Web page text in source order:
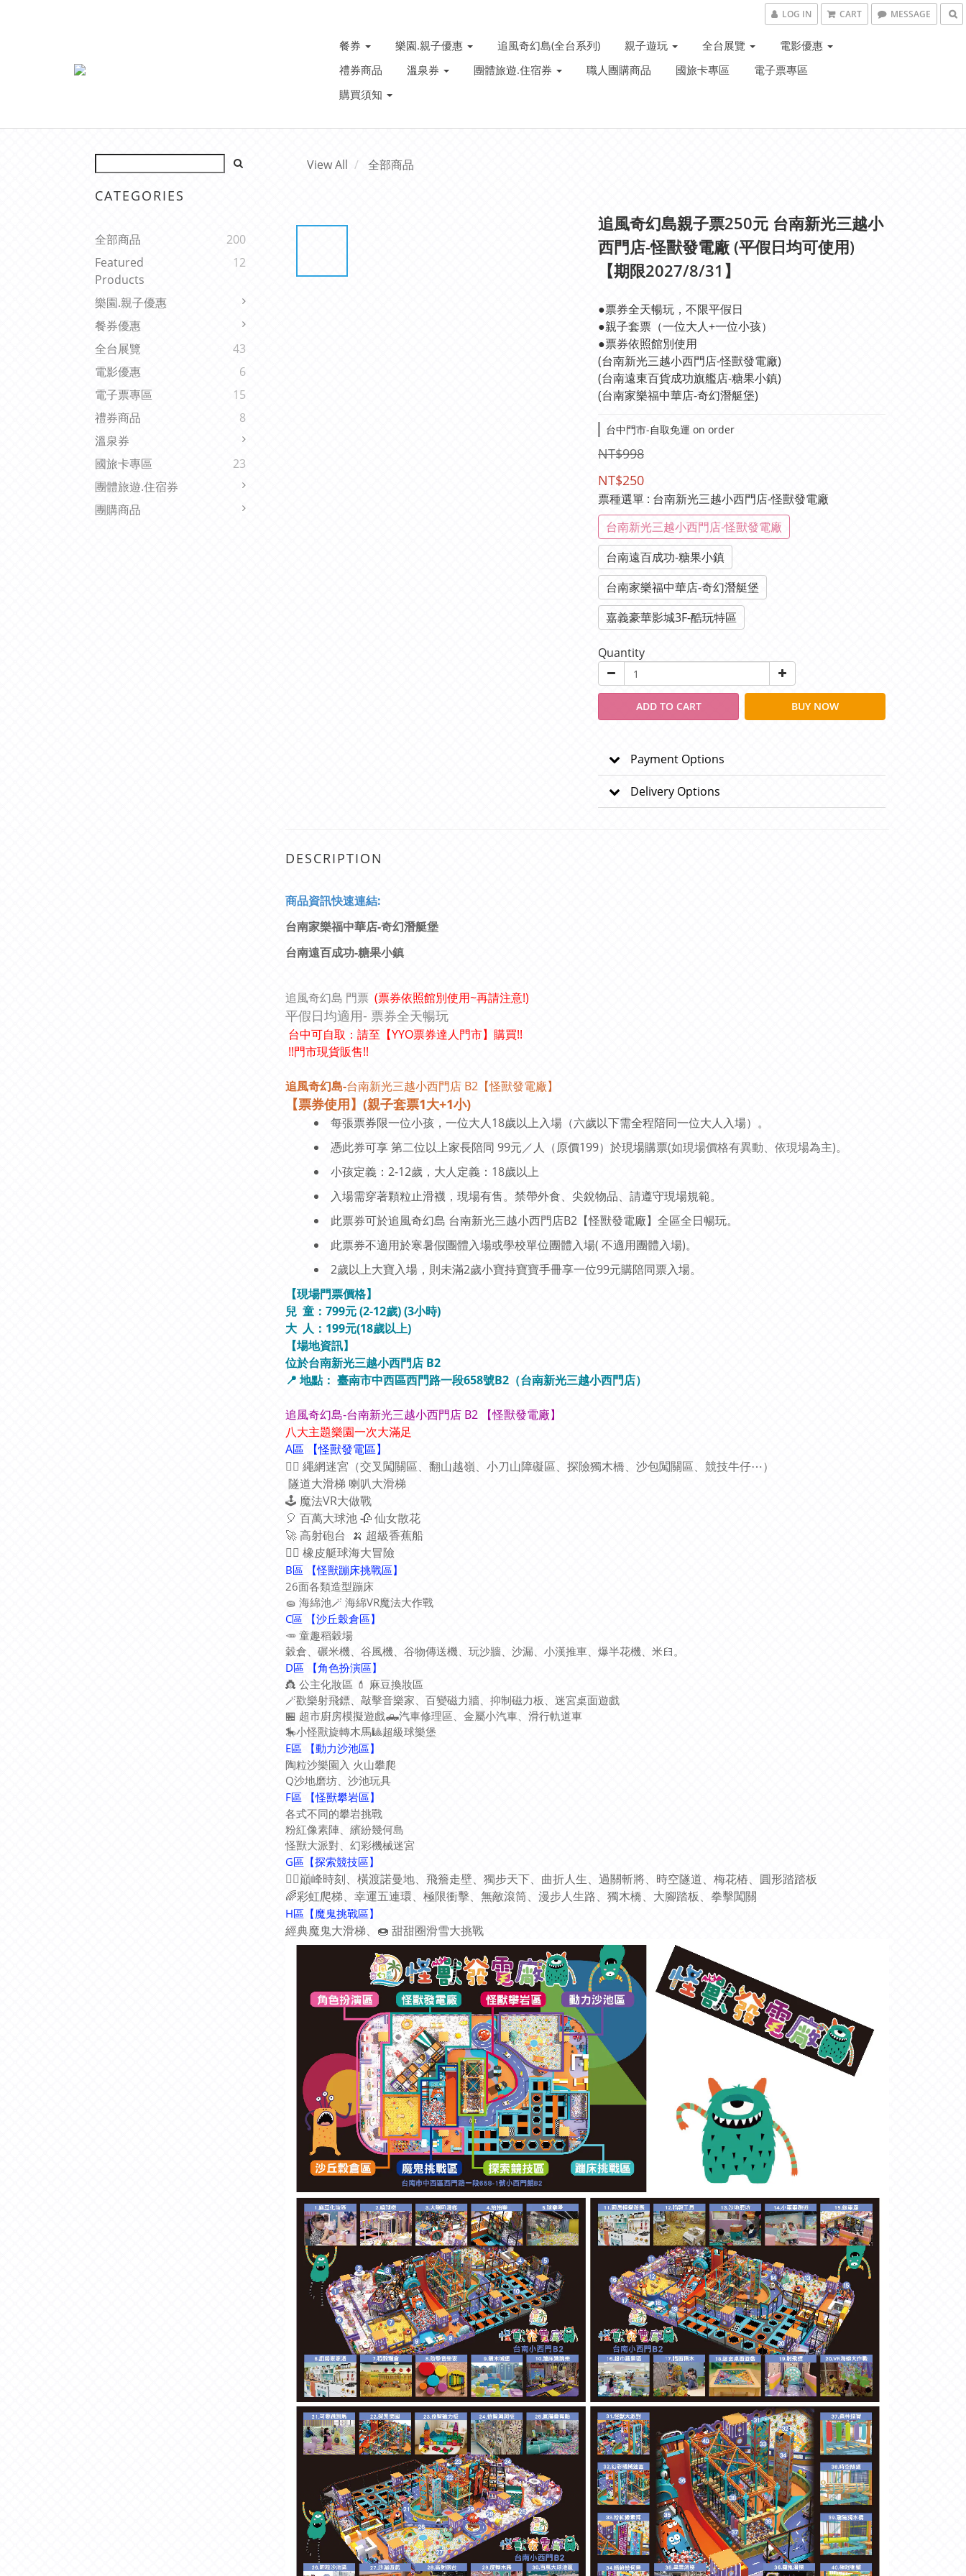
LOG IN CART MESSAGE
餐券 樂園.親子優惠 追風奇幻島(全台系列) 親子遊玩 全台展覽
電影優惠
禮券商品
溫泉券 團體旅遊.住宿券 職人團購商品 國旅卡專區
電子票專區
購買須知
CATEGORIES
全部商品
200
Featured
Products
12
樂園.親子優惠
餐券優惠
全台展覽
43
電影優惠
6
電子票專區
15
禮券商品
8
溫泉券
國旅卡專區
23
團體旅遊.住宿券
團購商品
View All 全部商品
追風奇幻島親子票250元 台南新光三越小
西門店-怪獸發電廠 (平假日均可使用)
【期限2027/8/31】
●票券全天暢玩，不限平假日
●親子套票（一位大人+一位小孩）
●票券依照館別使用
(台南新光三越小西門店-怪獸發電廠)
(台南遠東百貨成功旗艦店-糖果小鎮)
(台南家樂福中華店-奇幻潛艇堡)
台中門市-自取免運 on order
NT$998
NT$250
票種選單 : 台南新光三越小西門店-怪獸發電廠
台南新光三越小西門店-怪獸發電廠
台南遠百成功-糖果小鎮
台南家樂福中華店-奇幻潛艇堡
嘉義豪華影城3F-酷玩特區
Quantity
ADD TO CART BUY NOW
Payment Options
Delivery Options
DESCRIPTION
商品資訊快速連結:
台南家樂福中華店-奇幻潛艇堡
台南遠百成功-糖果小鎮
追風奇幻島 門票 (票券依照館別使用~再請注意!)
平假日均適用- 票券全天暢玩
台中可自取：請至【YYO票券達人門市】購買!!
!!門市現貨販售!!
追風奇幻島-台南新光三越小西門店 B2【怪獸發電廠】
【票券使用】(親子套票1大+1小)
每張票券限一位小孩，一位大人18歲以上入場（六歲以下需全程陪同一位大人入場）。
憑此券可享 第二位以上家長陪同 99元／人（原價199）於現場購票(如現場價格有異動、依現場為主)。
小孩定義：2-12歲，大人定義：18歲以上
入場需穿著顆粒止滑襪，現場有售。禁帶外食、尖銳物品、請遵守現場規範。
此票券可於追風奇幻島 台南新光三越小西門店B2【怪獸發電廠】全區全日暢玩。
此票券不適用於寒暑假團體入場或學校單位團體入場( 不適用團體入場)。
2歲以上大寶入場，則未滿2歲小寶持寶寶手冊享一位99元購陪同票入場。
【現場門票價格】
兒 童：799元 (2-12歲) (3小時)
大 人：199元(18歲以上)
【場地資訊】
位於台南新光三越小西門店 B2
📍 地點： 臺南市中西區西門路一段658號B2（台南新光三越小西門店）
追風奇幻島-台南新光三越小西門店 B2 【怪獸發電廠】
八大主題樂園一次大滿足
A區 【怪獸發電區】
🧗‍♂ 繩網迷宮（交叉闖關區、翻山越嶺、小刀山障礙區、探險獨木橋、沙包闖關區、競技牛仔⋯）
隧道大滑梯 喇叭大滑梯
🕹 魔法VR大做戰
🎈 百萬大球池 🥀 仙女散花
🚀 高射砲台 🍌 超級香蕉船
🚣‍♀ 橡皮艇球海大冒險
B區 【怪獸蹦床挑戰區】
26面各類造型蹦床
🧽 海綿池🪄 海綿VR魔法大作戰
C區 【沙丘穀倉區】
🥕 童趣稻穀場
穀倉、碾米機、谷風機、谷物傳送機、玩沙牆、沙漏、小漢推車、爆半花機、米𦥑。
D區 【角色扮演區】
👸 公主化妝區 💄 麻豆換妝區
🪄歡樂射飛鏢、敲擊音樂家、百變磁力牆、抑制磁力板、迷宮桌面遊戲
🏪 超市廚房模擬遊戲🛻汽車修理區、 金屬小汽車、滑行軌道車
🎠小怪獸旋轉木馬🎱超級球樂堡
E區 【動力沙池區】
陶粒沙樂園入 火山攀爬
Q沙地磨坊、沙池玩具
F區 【怪獸攀岩區】
各式不同的攀岩挑戰
粉紅像素陣、繽紛幾何島
怪獸大派對、幻彩機械迷宮
G區【探索競技區】
🧗‍♂巔峰時刻、橫渡諾曼地、飛簷走壁、獨步天下、曲折人生、過關斬將、時空隧道、梅花樁、圓形踏踏板
🌈彩虹爬梯、幸運五連環、極限衝擊、無敵滾筒、漫步人生路、獨木橋、大腳踏板、拳擊闖關
H區【魔鬼挑戰區】
經典魔鬼大滑梯、 🍩 甜甜圈滑雪大挑戰